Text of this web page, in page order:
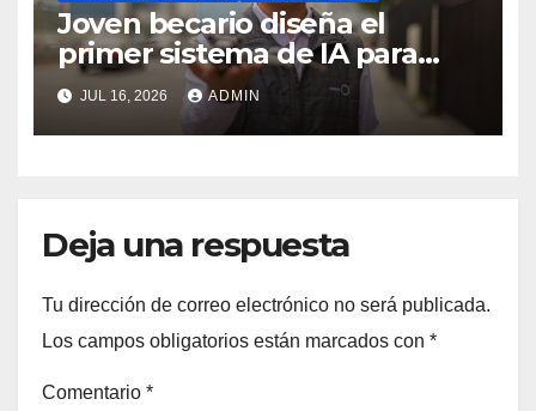
Joven becario diseña el
primer sistema de IA para
automatizar el control de
obras de construcción
JUL 16, 2026 ADMIN
Deja una respuesta
Tu dirección de correo electrónico no será publicada.
Los campos obligatorios están marcados con *
Comentario *